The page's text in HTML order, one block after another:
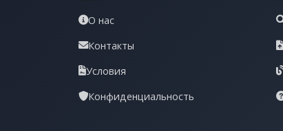
О нас
Контакты
Условия
Конфиденциальность